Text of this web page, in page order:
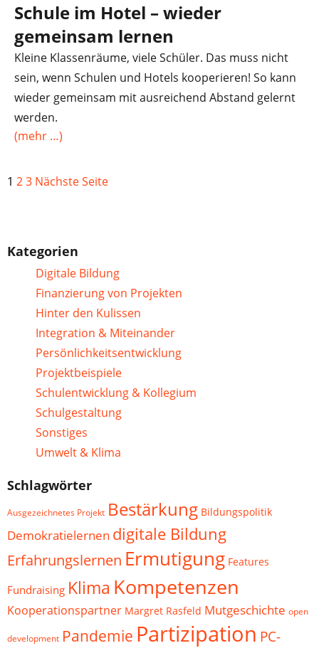
Schule im Hotel – wieder
gemeinsam lernen
Kleine Klassenräume, viele Schüler. Das muss nicht
sein, wenn Schulen und Hotels kooperieren! So kann
wieder gemeinsam mit ausreichend Abstand gelernt
werden.
(mehr …)
1 23 Nächste Seite
Kategorien
Digitale Bildung
Finanzierung von Projekten
Hinter den Kulissen
Integration & Miteinander
Persönlichkeitsentwicklung
Projektbeispiele
Schulentwicklung & Kollegium
Schulgestaltung
Sonstiges
Umwelt & Klima
Schlagwörter
Ausgezeichnetes Projekt Bestärkung Bildungspolitik
Demokratielernen digitale Bildung
Erfahrungslernen Ermutigung Features
Fundraising Klima Kompetenzen
Kooperationspartner Margret Rasfeld Mutgeschichte open
development Pandemie Partizipation PC-